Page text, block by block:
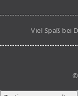
Viel Spaß bei
©